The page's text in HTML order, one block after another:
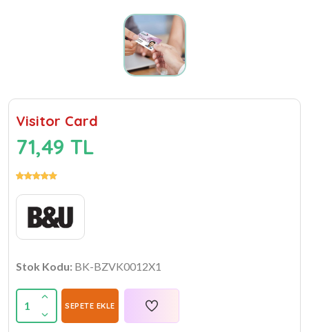
Visitor Card
71,49 TL
Stok Kodu: BK-BZVK0012X1
1 SEPETE EKLE